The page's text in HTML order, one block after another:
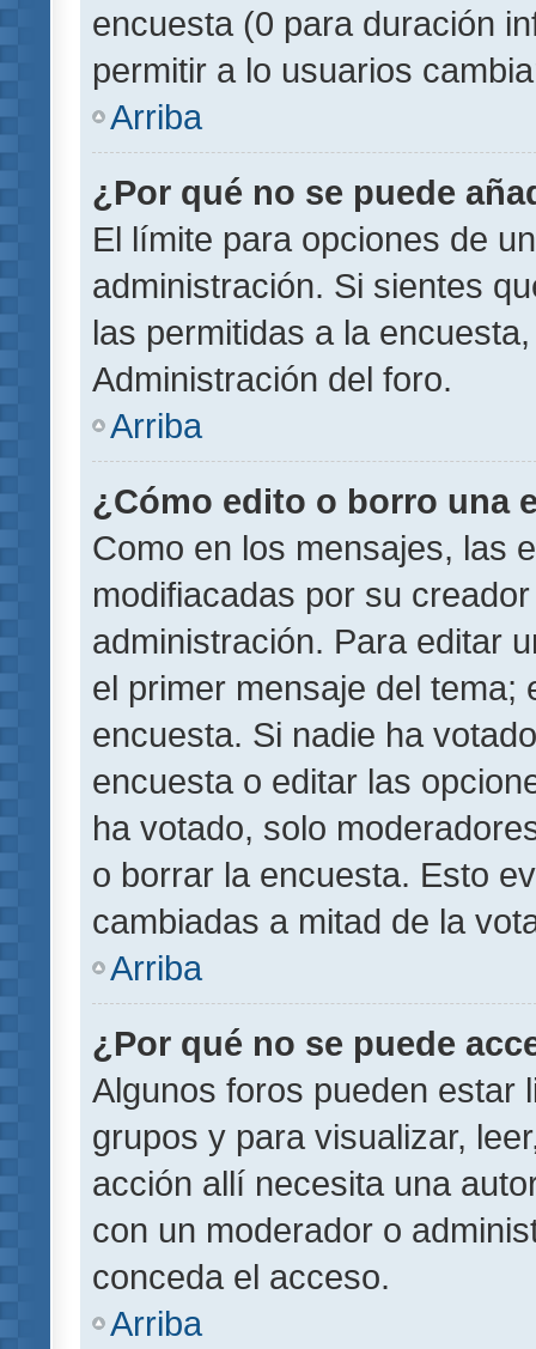
encuesta (0 para duración
permitir a lo usuarios
Arriba
¿Por qué no se puede
El límite para opciones de
administración. Si sientes
las permitidas a la
Administración del foro.
Arriba
¿Cómo edito o borro una
Como en los mensajes, las
modifiacadas por su
administración. Para editar
el primer mensaje del
encuesta. Si nadie ha
encuesta o editar las
ha votado, solo
o borrar la encuesta. Esto
cambiadas a mitad de la
Arriba
¿Por qué no se puede
Algunos foros pueden estar
grupos y para visualizar,
acción allí necesita una
con un moderador o
conceda el acceso.
Arriba